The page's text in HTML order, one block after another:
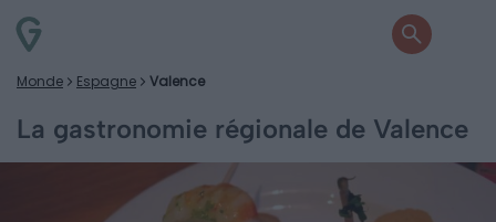
Monde Espagne Valence
La gastronomie régionale de Valence